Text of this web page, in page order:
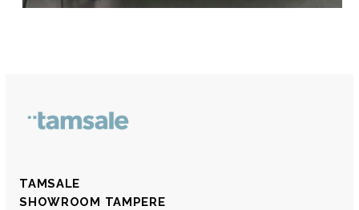
TAMSALE
SHOWROOM TAMPERE